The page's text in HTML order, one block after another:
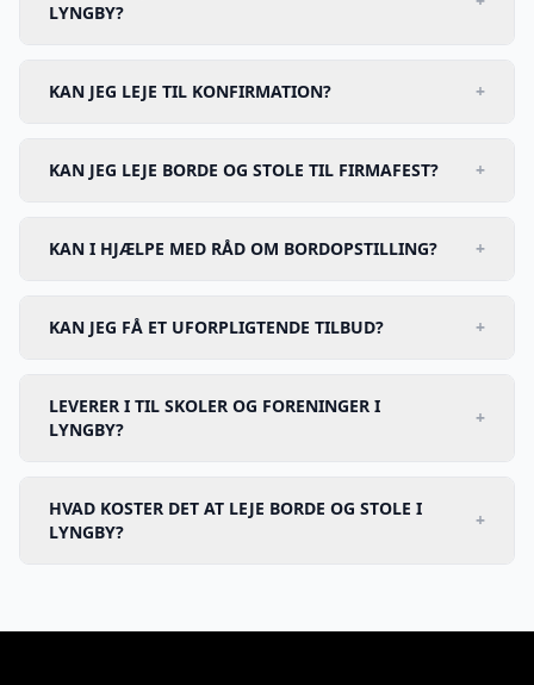
LYNGBY?
KAN JEG LEJE TIL KONFIRMATION? +
KAN JEG LEJE BORDE OG STOLE TIL FIRMAFEST? +
KAN I HJÆLPE MED RÅD OM BORDOPSTILLING? +
KAN JEG FÅ ET UFORPLIGTENDE TILBUD? +
LEVERER I TIL SKOLER OG FORENINGER I
LYNGBY?
+
HVAD KOSTER DET AT LEJE BORDE OG STOLE I
LYNGBY?
+